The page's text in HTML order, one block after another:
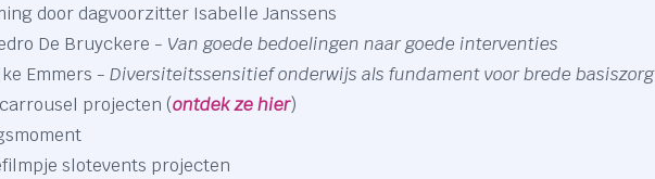
door dagvoorzitter Isabelle Janssens
De Bruyckere - Van goede bedoelingen naar goede interventies
Emmers - Diversiteitssensitief onderwijs als fundament voor brede basiszorg
projecten (ontdek ze hier)
slotevents projecten